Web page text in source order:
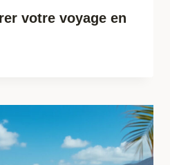
votre voyage en